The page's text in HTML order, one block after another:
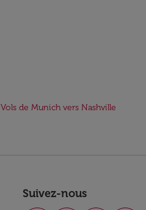
Vols de Munich vers Nashville
Suivez-nous